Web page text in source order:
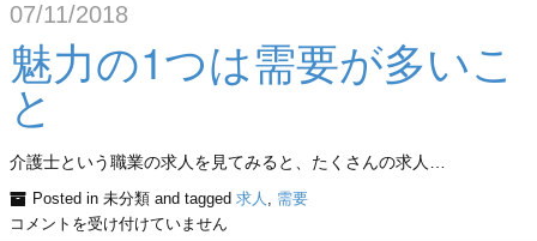
07/11/2018
魅力の1つは需要が多いこ
と
介護士という職業の求人を見てみると、たくさんの求人…
Posted in 未分類 and tagged求人 , 需要
コメントを受け付けていません